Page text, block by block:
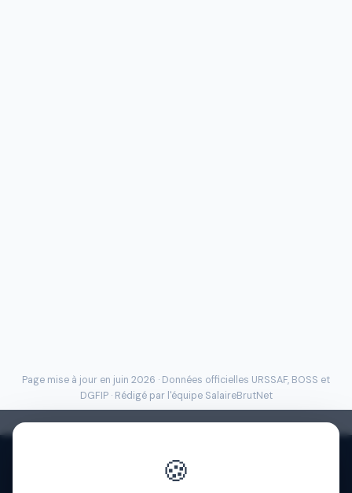
Page mise à jour en juin 2026 · Données officielles URSSAF, BOSS et
DGFIP · Rédigé par l'équipe SalaireBrutNet
🍪
Politique de confidentialité
· FAQ